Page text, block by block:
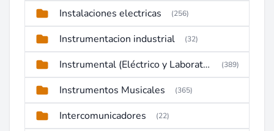
Instalaciones electricas (256)
Instrumentacion industrial (32)
Instrumental (Eléctrico y Laboratorio) (389)
Instrumentos Musicales (365)
Intercomunicadores (22)